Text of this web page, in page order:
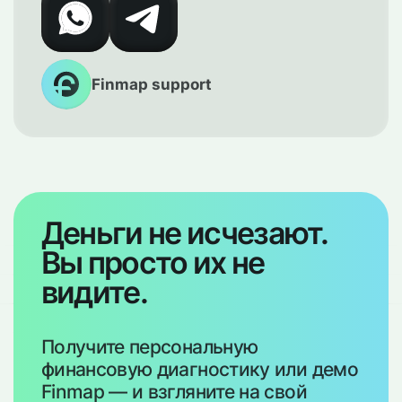
наперёд, не утопая в ежедневных
цифрах. Автоматизированная отчётность
делает эту ежемесячную проверку
быстрой, а не обременительной.
Finmap support
Деньги не исчезают.
Вы просто их не
видите.
Получите персональную
финансовую диагностику или демо
Finmap — и взгляните на свой